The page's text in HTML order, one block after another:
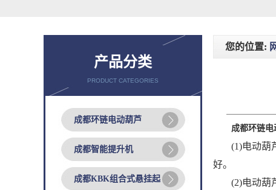
产品分类
PRODUCT CATEGORIES
成都环链电动葫芦
成都智能提升机
成都KBK组合式悬挂起
您的位置:
成都环链电
(1)电动葫
好。
(2)电动葫